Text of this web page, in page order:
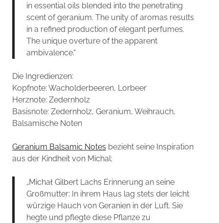
in essential oils blended into the penetrating
scent of geranium. The unity of aromas results
in a refined production of elegant perfumes.
The unique overture of the apparent
ambivalence.“
Die Ingredienzen:
Kopfnote: Wacholderbeeren, Lorbeer
Herznote: Zedernholz
Basisnote: Zedernholz, Geranium, Weihrauch,
Balsamische Noten
Geranium Balsamic Notes bezieht seine Inspiration
aus der Kindheit von Michal:
„Michał Gilbert Lachs Erinnerung an seine
Großmutter: In ihrem Haus lag stets der leicht
würzige Hauch von Geranien in der Luft. Sie
hegte und pflegte diese Pflanze zu